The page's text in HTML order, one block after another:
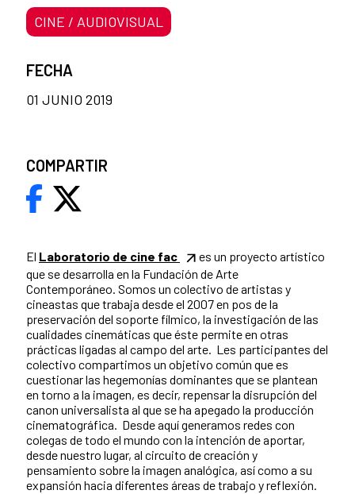
El Laboratorio de cine fac
es un proyecto artístico
que se desarrolla en la Fundación de Arte
Contemporáneo. Somos un colectivo de artistas y
cineastas que trabaja desde el 2007 en pos de la
preservación del soporte fílmico, la investigación de las
cualidades cinemáticas que éste permite en otras
prácticas ligadas al campo del arte. Les participantes del
colectivo compartimos un objetivo común que es
cuestionar las hegemonías dominantes que se plantean
en torno a la imagen, es decir, repensar la disrupción del
canon universalista al que se ha apegado la producción
cinematográfica. Desde aquí generamos redes con
colegas de todo el mundo con la intención de aportar,
desde nuestro lugar, al circuito de creación y
pensamiento sobre la imagen analógica, así como a su
expansión hacia diferentes áreas de trabajo y reflexión.
CINE / AUDIOVISUAL
FECHA
01 JUNIO 2019
COMPARTIR